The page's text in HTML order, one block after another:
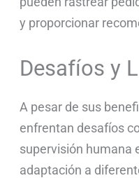
y proporcionar
Desafíos y
A pesar de sus
enfrentan desafíos
supervisión humana
adaptación a